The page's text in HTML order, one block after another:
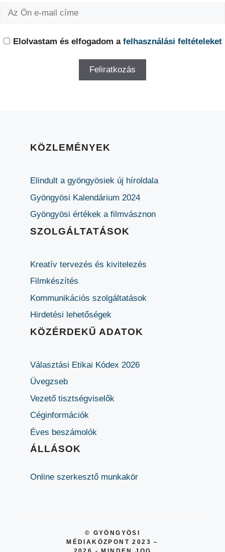
Elolvastam és elfogadom a felhasználási feltételeket
KÖZLEMÉNYEK
Elindult a gyöngyösiek új híroldala
Gyöngyösi Kalendárium 2024
Gyöngyösi értékek a filmvásznon
SZOLGÁLTATÁSOK
Kreatív tervezés és kivitelezés
Filmkészítés
Kommunikációs szolgáltatások
Hirdetési lehetőségek
KÖZÉRDEKŰ ADATOK
Választási Etikai Kódex 2026
Üvegzseb
Vezető tisztségviselők
Céginformációk
Éves beszámolók
ÁLLÁSOK
Online szerkesztő munkakör
© GYÖNGYÖSI
MÉDIAKÖZPONT 2023 –